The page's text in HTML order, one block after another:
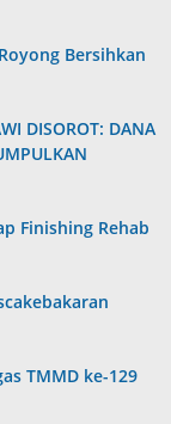
Bersihkan
DISOROT: DANA
Finishing Rehab
TMMD ke-129